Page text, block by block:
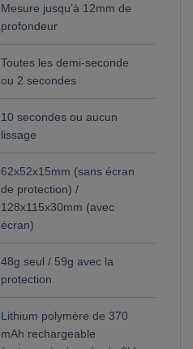
Mesure jusqu’à 12mm de
profondeur
Toutes les demi-seconde
ou 2 secondes
10 secondes ou aucun
lissage
62x52x15mm (sans écran
de protection) /
128x115x30mm (avec
écran)
48g seul / 59g avec la
protection
Lithium polymère de 370
mAh rechargeable